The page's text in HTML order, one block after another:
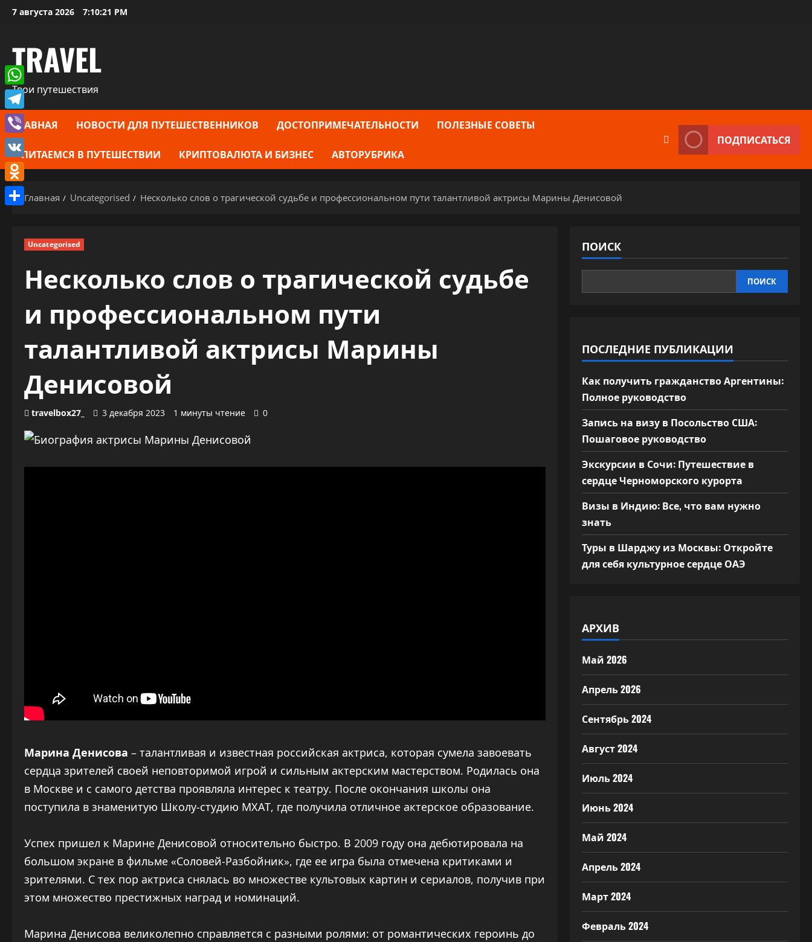
Перейти
7 августа 2026 7:10:22 PM
TRAVEL
Твои путешествия
ГЛАВНАЯ НОВОСТИ ДЛЯ ПУТЕШЕСТВЕННИКОВ ДОСТОПРИМЕЧАТЕЛЬНОСТИ ПОЛЕЗНЫЕ СОВЕТЫ
ПИТАЕМСЯ В ПУТЕШЕСТВИИ КРИПТОВАЛЮТА И БИЗНЕС АВТОРУБРИКА
ПОДПИСАТЬСЯ
Главная Uncategorised Несколько слов о трагической судьбе и профессиональном пути талантливой актрисы Марины Денисовой
Uncategorised
Несколько слов о трагической судьбе
и профессиональном пути
талантливой актрисы Марины
Денисовой
travelbox27_ 3 декабря 2023 1 минуты чтение 0
Марина Денисова – талантливая и известная российская актриса, которая сумела завоевать
сердца зрителей своей неповторимой игрой и сильным актерским мастерством. Родилась она
в Москве и с самого детства проявляла интерес к театру. После окончания школы она
поступила в знаменитую Школу-студию МХАТ, где получила отличное актерское образование.
Успех пришел к Марине Денисовой относительно быстро. В 2009 году она дебютировала на
большом экране в фильме «Соловей-Разбойник», где ее игра была отмечена критиками и
зрителями. С тех пор актриса снялась во множестве культовых картин и сериалов, получив при
этом множество престижных наград и номинаций.
Марина Денисова великолепно справляется с разными ролями: от романтических героинь до
ПОИСК
ПОИСК
ПОСЛЕДНИЕ ПУБЛИКАЦИИ
Как получить гражданство Аргентины:
Полное руководство
Запись на визу в Посольство США:
Пошаговое руководство
Экскурсии в Сочи: Путешествие в
сердце Черноморского курорта
Визы в Индию: Все, что вам нужно
знать
Туры в Шарджу из Москвы: Откройте
для себя культурное сердце ОАЭ
АРХИВ
Май 2026
Апрель 2026
Сентябрь 2024
Август 2024
Июль 2024
Июнь 2024
Май 2024
Апрель 2024
Март 2024
Февраль 2024
WhatsApp
Telegram
Viber
VK
Odnoklassniki